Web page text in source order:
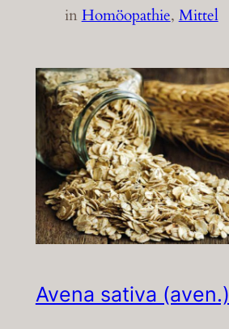
inHomöopathie, Mittel
Avena sativa (aven.)